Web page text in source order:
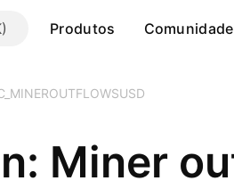
Produtos Comunidade